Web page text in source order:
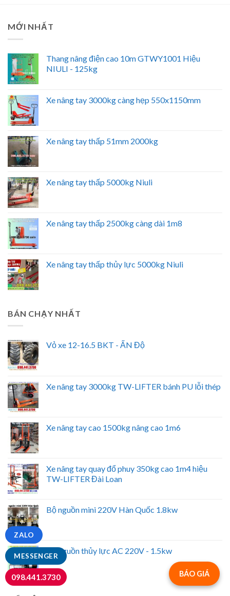
MỚI NHẤT
Thang nâng điện cao 10m GTWY1001 Hiệu
NIULI - 125kg
Xe nâng tay 3000kg càng hẹp 550x1150mm
Xe nâng tay thấp 51mm 2000kg
Xe nâng tay thấp 5000kg Niuli
Xe nâng tay thấp 2500kg càng dài 1m8
Xe nâng tay thấp thủy lực 5000kg Niuli
BÁN CHẠY NHẤT
Vỏ xe 12-16.5 BKT - ẤN Độ
Xe nâng tay 3000kg TW-LIFTER bánh PU lỗi thép
Xe nâng tay cao 1500kg nâng cao 1m6
Xe nâng tay quay đổ phuy 350kg cao 1m4 hiệu
TW-LIFTER Đài Loan
Bộ nguồn mini 220V Hàn Quốc 1.8kw
Bộ nguồn thủy lực AC 220V - 1.5kw
BÁO GIÁ
MESSENGER
ZALO
098.441.3730